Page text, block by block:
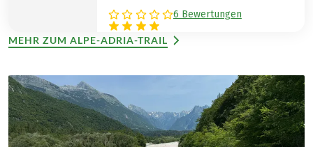
6 Bewertungen
MEHR ZUM ALPE-ADRIA-TRAIL